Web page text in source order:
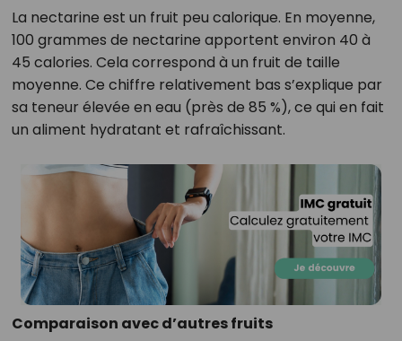
La nectarine est un fruit peu calorique. En moyenne,
100 grammes de nectarine apportent environ 40 à
45 calories. Cela correspond à un fruit de taille
moyenne. Ce chiffre relativement bas s’explique par
sa teneur élevée en eau (près de 85 %), ce qui en fait
un aliment hydratant et rafraîchissant.
Comparaison avec d’autres fruits